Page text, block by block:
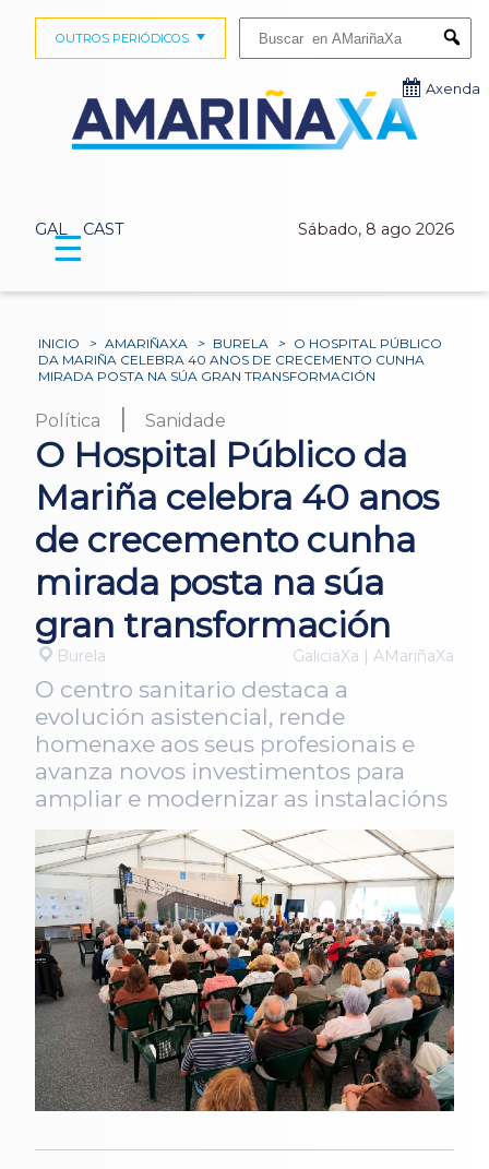
GAL CAST Sábado, 8 ago 2026
OUTROS PERIÓDICOS
Axenda
☰
INICIO > AMARIÑAXA > BURELA > O HOSPITAL PÚBLICO
DA MARIÑA CELEBRA 40 ANOS DE CRECEMENTO CUNHA
MIRADA POSTA NA SÚA GRAN TRANSFORMACIÓN
Política | Sanidade
O Hospital Público da
Mariña celebra 40 anos
de crecemento cunha
mirada posta na súa
gran transformación
Burela GaliciaXa | AMariñaXa
O centro sanitario destaca a
evolución asistencial, rende
homenaxe aos seus profesionais e
avanza novos investimentos para
ampliar e modernizar as instalacións